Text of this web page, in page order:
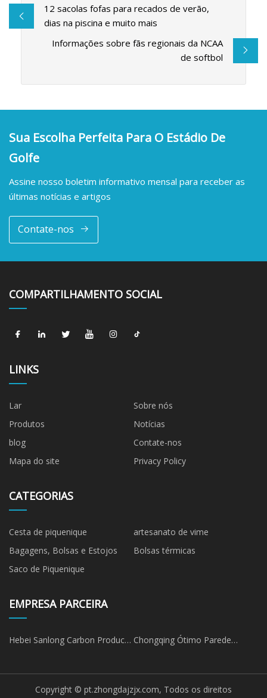
12 sacolas fofas para recados de verão,
dias na piscina e muito mais
Informações sobre fãs regionais da NCAA
de softbol
Sua Escolha Perfeita Para O Estádio De
Golfe
Assine nosso boletim informativo mensal para receber as
últimas notícias e artigos
Contate-nos
COMPARTILHAMENTO SOCIAL
LINKS
Lar
Sobre nós
Produtos
Notícias
blog
Contate-nos
Mapa do site
Privacy Policy
CATEGORIAS
Cesta de piquenique
artesanato de vime
Bagagens, Bolsas e Estojos
Bolsas térmicas
Saco de Piquenique
EMPRESA PARCEIRA
Hebei Sanlong Carbon Product
Chongqing Ótimo Parede
Copyright © pt.zhongdajzjx.com, Todos os direitos